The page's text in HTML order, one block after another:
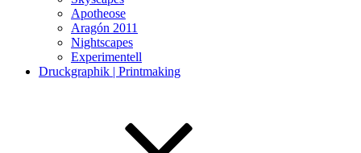
Apotheose
Aragón 2011
Nightscapes
Experimentell
Druckgraphik | Printmaking